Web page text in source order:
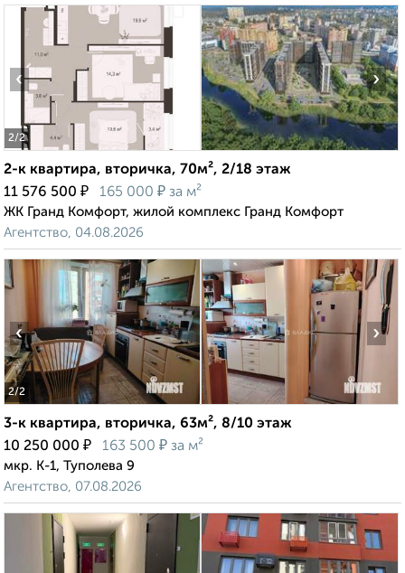
2/2
‹ ›
2-к квартира, вторичка, 70м², 2/18 этаж
11 576 500 ₽ 165 000 ₽ за м²
ЖК Гранд Комфорт, жилой комплекс Гранд Комфорт
Агентство, 04.08.2026
2/2
‹ ›
3-к квартира, вторичка, 63м², 8/10 этаж
10 250 000 ₽ 163 500 ₽ за м²
мкр. К-1, Туполева 9
Агентство, 07.08.2026